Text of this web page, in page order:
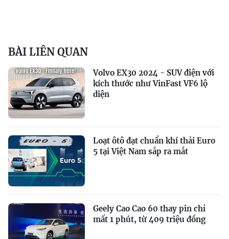
BÀI LIÊN QUAN
Volvo EX30 2024 - SUV điện với
kích thước như VinFast VF6 lộ
diện
Loạt ôtô đạt chuẩn khí thải Euro
5 tại Việt Nam sắp ra mắt
Geely Cao Cao 60 thay pin chỉ
mất 1 phút, từ 409 triệu đồng